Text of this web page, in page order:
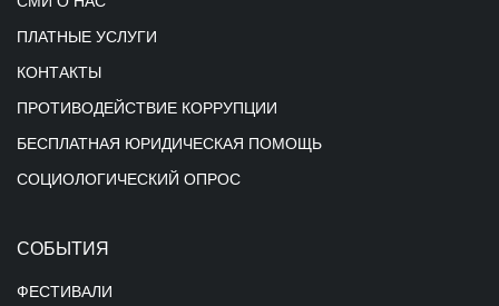
ПЛАТНЫЕ УСЛУГИ
КОНТАКТЫ
ПРОТИВОДЕЙСТВИЕ КОРРУПЦИИ
БЕСПЛАТНАЯ ЮРИДИЧЕСКАЯ ПОМОЩЬ
СОЦИОЛОГИЧЕСКИЙ ОПРОС
СОБЫТИЯ
ФЕСТИВАЛИ